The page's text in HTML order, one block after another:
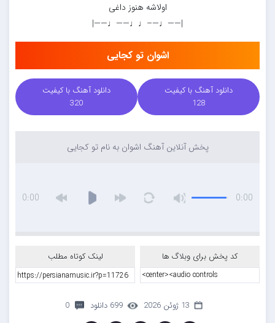
اولاشه هنوز داغی
|——♩—–♩♩——♩——|
اشوان تو کجایی
دانلود آهنگ با کیفیت
128
دانلود آهنگ با کیفیت
320
پخش آنلاین آهنگ اشوان به نام تو کجایی
0:00
0:00
کد پخش برای وبلاگ ها لینک کوتاه مطلب
13 ژوئن 2026 699 دانلود 0